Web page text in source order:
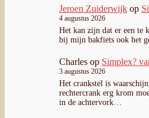
Jeroen Zuiderwijk op
4 augustus 2026
Het kan zijn dat er een te
bij mijn bakfiets ook het
Charles op Simplex?
3 augustus 2026
Het crankstel is
rechtercrank erg krom
in de achtervork…